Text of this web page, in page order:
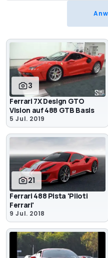
3
Ferrari 7X Design GTO
Vision auf 488 GTB Basis
5 Jul. 2019
21
Ferrari 488 Pista 'Piloti
Ferrari'
9 Jul. 2018